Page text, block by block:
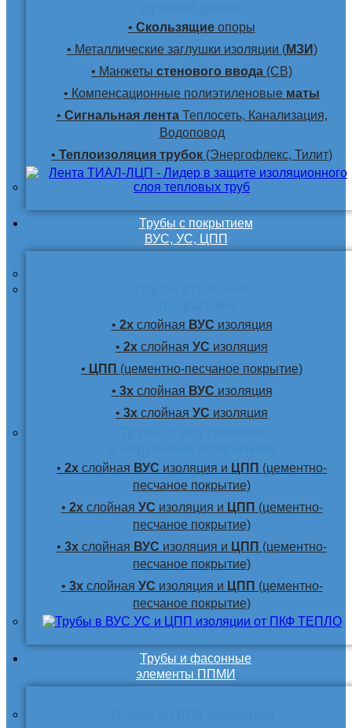
• Скользящие опоры
• Металлические заглушки изоляции (МЗИ)
• Манжеты стенового ввода (СВ)
• Компенсационные полиэтиленовые маты
• Сигнальная лентаТеплосеть, Канализация,
Водоповод
• Теплоизоляция трубок (Энергофлекс, Тилит)
Трубы с покрытием
ВУС, УС, ЦПП
• 2хслойная ВУС изоляция
• 2х слойная УС изоляция
• ЦПП (цементно-песчаное покрытие)
• 3хслойная ВУС изоляция
• 3х слойная УС изоляция
• 2х слойная ВУС изоляция и ЦПП (цементно-
песчаное покрытие)
• 2хслойная УС изоляция и ЦПП (цементно-
песчаное покрытие)
• 3х слойная ВУС изоляция и ЦПП (цементно-
песчаное покрытие)
• 3хслойная УС изоляция и ЦПП (цементно-
песчаное покрытие)
Трубы и фасонные
элементы ППМИ